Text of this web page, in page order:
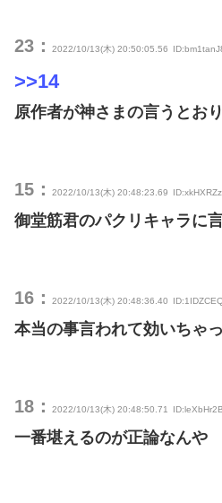
23： 2022/10/13(木) 20:50:05.56
>>14
原作者が神さまの言うとお
15： 2022/10/13(木) 20:48:23.69
御堂筋君のパクリキャラに
16： 2022/10/13(木) 20:48:36.40
本当の事言われて効いちゃ
18： 2022/10/13(木) 20:48:50.71
一番堪えるのが正論なんや